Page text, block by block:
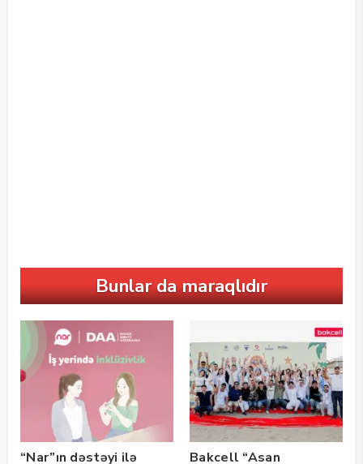
Bunlar da maraqlıdır
“Nar”ın dəstəyi ilə
Bakcell “Asan